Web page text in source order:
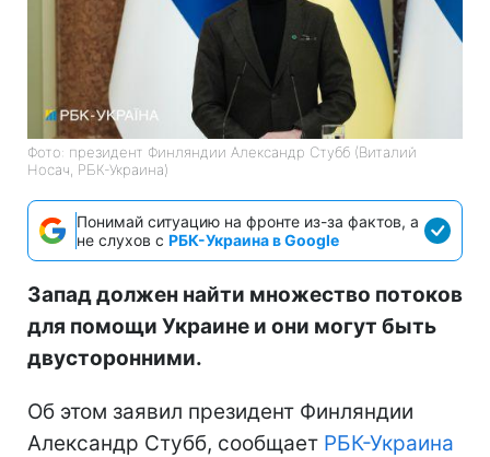
Фото: президент Финляндии Александр Стубб (Виталий
Носач, РБК-Украина)
Понимай ситуацию на фронте из-за фактов, а
не слухов с РБК-Украина в Google
Запад должен найти множество потоков
для помощи Украине и они могут быть
двусторонними.
Об этом заявил президент Финляндии
Александр Стубб, сообщает РБК-Украина